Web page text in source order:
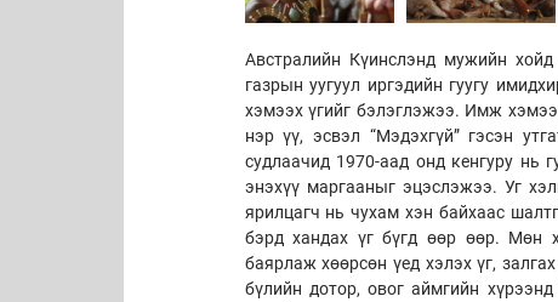
Австралийн Күинслэнд мужийн
газрын уугуул иргэдийн гуугу
хэмээх үгийг бэлэглэжээ. Имж
нэр үү, эсвэл “Мэдэхгүй” гэсэн
судлаачид 1970-аад онд кенгуру нь
энэхүү маргааныг эцэслэжээ. Уг
ярилцагч нь чухам хэн байхаас
бэрд хандах үг бүгд өөр өөр. Мөн
баярлаж хөөрсөн үед хэлэх үг,
бүлийн дотор, овог аймгийн